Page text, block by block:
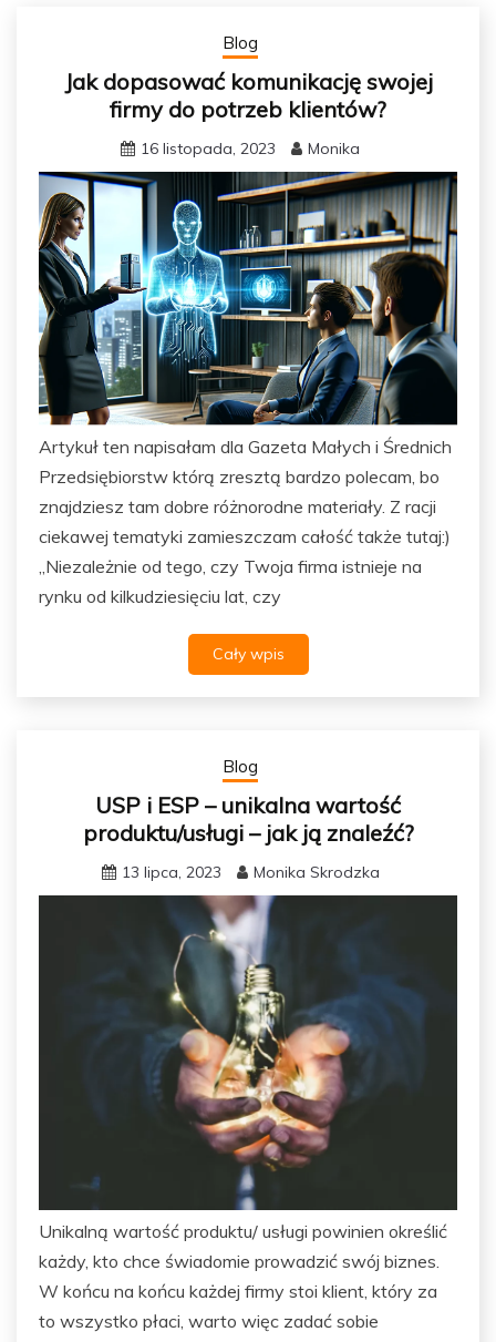
Blog
Jak dopasować komunikację swojej
firmy do potrzeb klientów?
16 listopada, 2023 Monika
Artykuł ten napisałam dla Gazeta Małych i Średnich
Przedsiębiorstw którą zresztą bardzo polecam, bo
znajdziesz tam dobre różnorodne materiały. Z racji
ciekawej tematyki zamieszczam całość także tutaj:)
„Niezależnie od tego, czy Twoja firma istnieje na
rynku od kilkudziesięciu lat, czy
Cały wpis
Blog
USP i ESP – unikalna wartość
produktu/usługi – jak ją znaleźć?
13 lipca, 2023 Monika Skrodzka
Unikalną wartość produktu/ usługi powinien określić
każdy, kto chce świadomie prowadzić swój biznes.
W końcu na końcu każdej firmy stoi klient, który za
to wszystko płaci, warto więc zadać sobie